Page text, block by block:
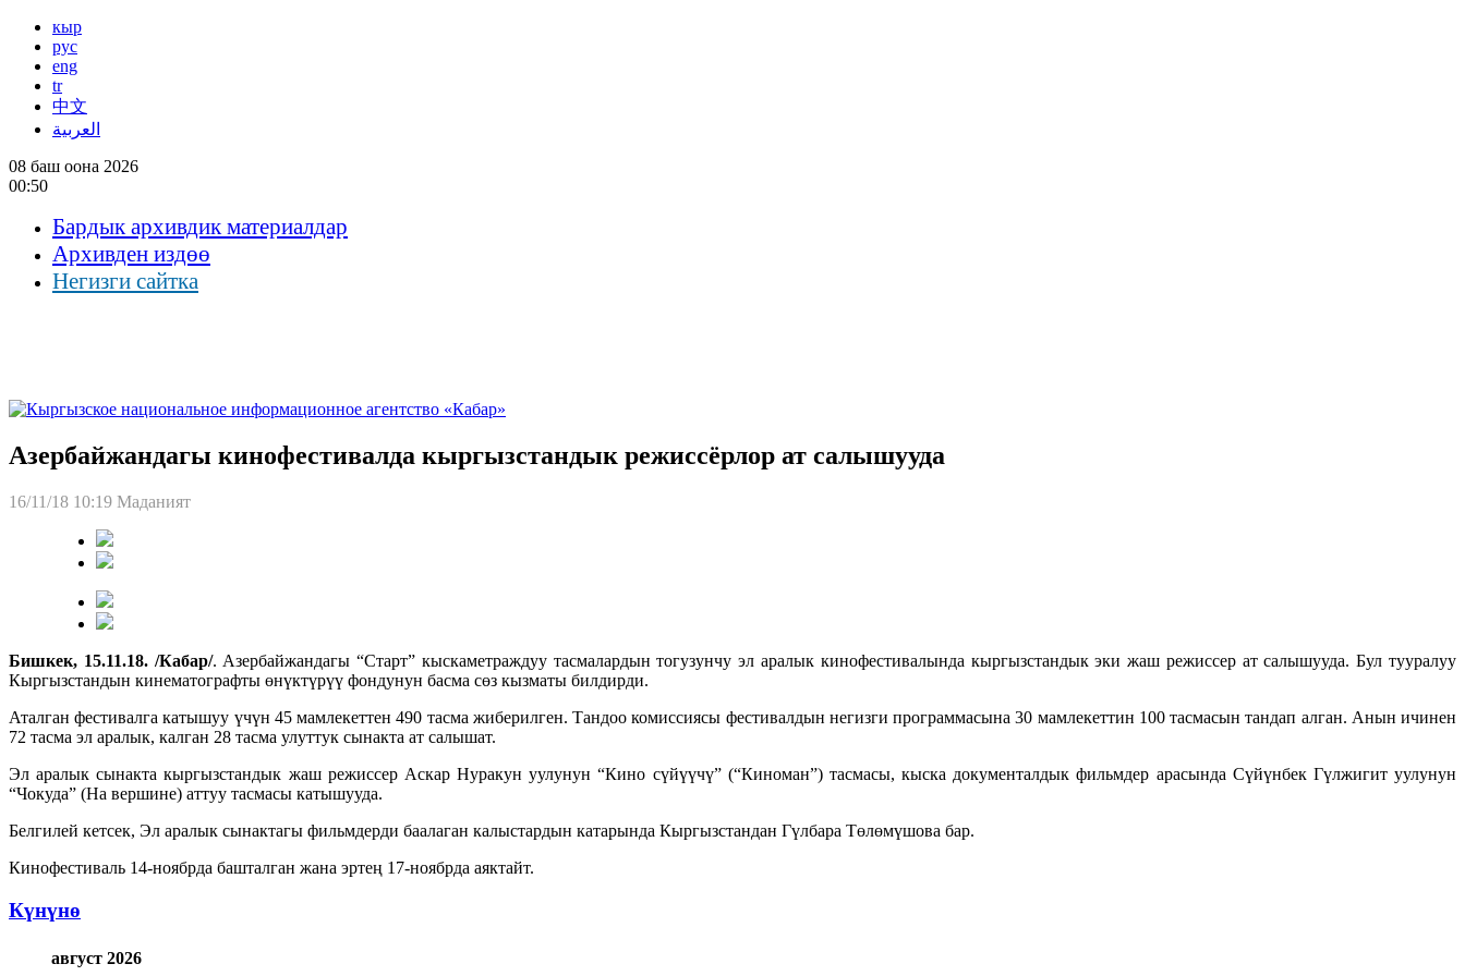
кыр
рус
eng
tr
中文
العربية
08 баш оона 2026
00:50
Бардык архивдик материалдар
Архивден издөө
Негизги сайтка
Азербайжандагы кинофестивалда кыргызстандык режиссёрлор ат салышууда
16/11/18 10:19 Маданият
Бишкек, 15.11.18. /Кабар/. Азербайжандагы “Старт” кыскаметраждуу тасмалардын тогузунчу эл аралык кинофестивалында кыргызстандык эки жаш режиссер ат салышууда. Бул тууралуу
Кыргызстандын кинематографты өнүктүрүү фондунун басма сөз кызматы билдирди.
Аталган фестивалга катышуу үчүн 45 мамлекеттен 490 тасма жиберилген. Тандоо комиссиясы фестивалдын негизги программасына 30 мамлекеттин 100 тасмасын тандап алган. Анын ичинен
72 тасма эл аралык, калган 28 тасма улуттук сынакта ат салышат.
Эл аралык сынакта кыргызстандык жаш режиссер Аскар Нуракун уулунун “Кино сүйүүчү” (“Киноман”) тасмасы, кыска документалдык фильмдер арасында Сүйүнбек Гүлжигит уулунун
“Чокуда” (На вершине) аттуу тасмасы катышууда.
Белгилей кетсек, Эл аралык сынактагы фильмдерди баалаган калыстардын катарында Кыргызстандан Гүлбара Төлөмүшова бар.
Кинофестиваль 14-ноябрда башталган жана эртең 17-ноябрда аяктайт.
Күнүнө
август 2026